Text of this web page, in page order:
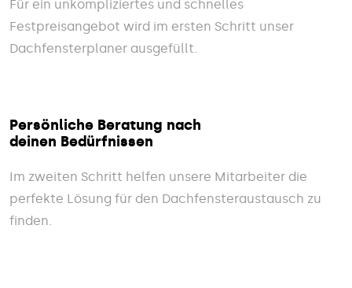
Für ein unkompliziertes und schnelles
Festpreisangebot wird im ersten Schritt unser
Dachfensterplaner ausgefüllt.
Persönliche Beratung nach
deinen Bedürfnissen
Im zweiten Schritt helfen unsere Mitarbeiter die
perfekte Lösung für den Dachfensteraustausch zu
finden.